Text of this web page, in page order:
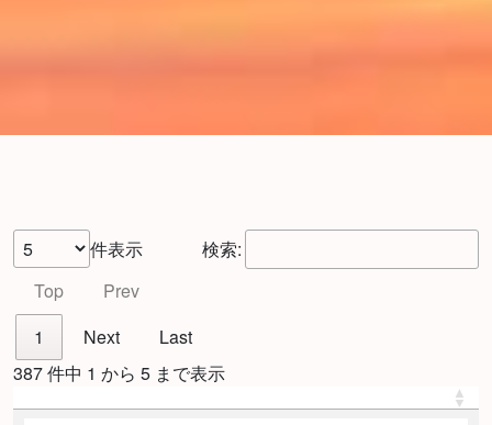
件表示
検索:
Top
Prev
1
Next
Last
387 件中 1 から 5 まで表示